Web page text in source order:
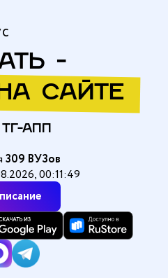
-
САЙТЕ
АПП
309 ВУЗов
00:11:49